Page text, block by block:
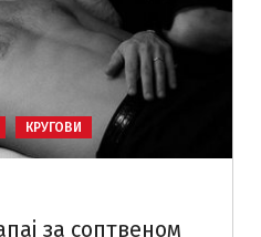
КРУГОВИ
за соптвеном